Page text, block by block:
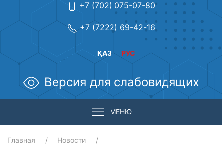
+7 (702) 075-07-80
+7 (7222) 69-42-16
РУС
ҚАЗ
Версия для слабовидящих
МЕНЮ
Главная Новости